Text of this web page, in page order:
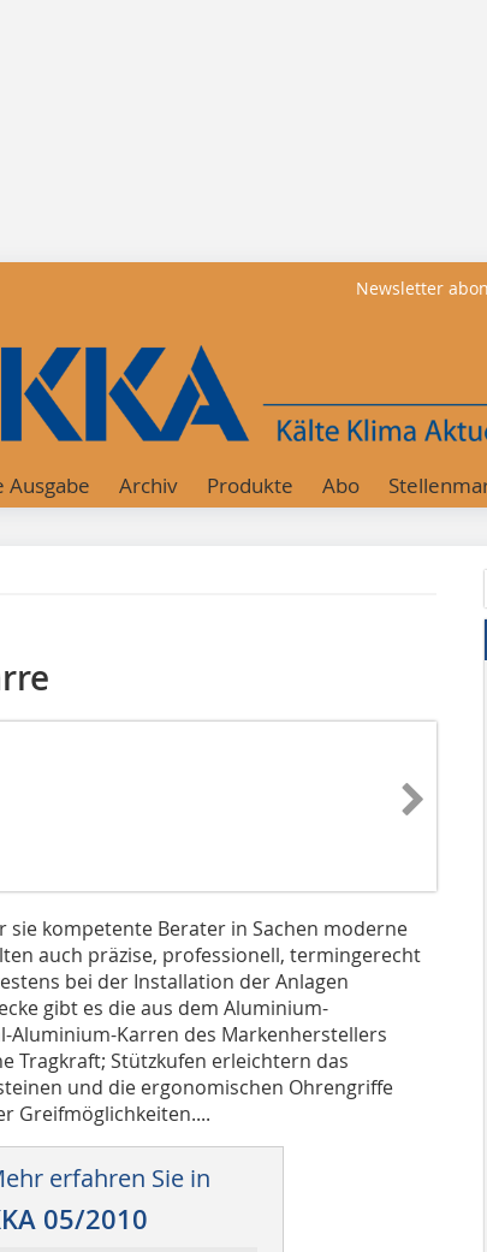
Newsletter
Ausgabe Archiv Produkte Abo
kompetente Berater in Sachen moderne
auch präzise, professionell, termingerecht
bei der Installation der Anlagen
gibt es die aus dem Aluminium-
Aluminium-Karren des Markenherstellers
Tragkraft; Stützkufen erleichtern das
und die ergonomischen Ohrengriffe
Greifmöglichkeiten....
erfahren Sie in
05/2010